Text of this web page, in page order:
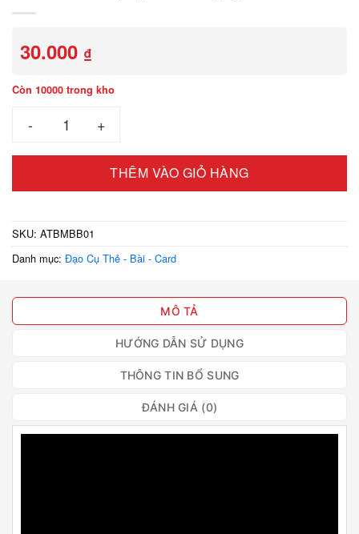
30.000 ₫
Còn 10000 trong kho
THÊM VÀO GIỎ HÀNG
SKU: ATBMBB01
Danh mục: Đạo Cụ Thẻ - Bài - Card
MÔ TẢ
HƯỚNG DẪN SỬ DỤNG
THÔNG TIN BỔ SUNG
ĐÁNH GIÁ (0)